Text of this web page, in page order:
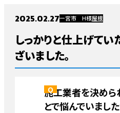
2025.02.27一宮市 H様屋根
しっかりと仕上げてい
ざいました。
施工業者を決めら
とで悩んでいまし